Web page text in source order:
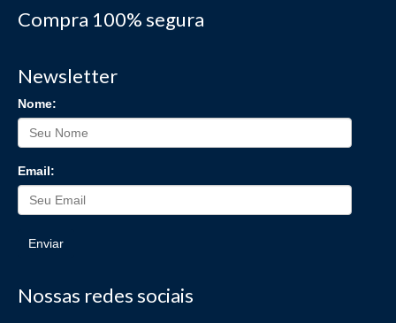
Compra 100% segura
Newsletter
Nome:
Email:
Enviar
Nossas redes sociais